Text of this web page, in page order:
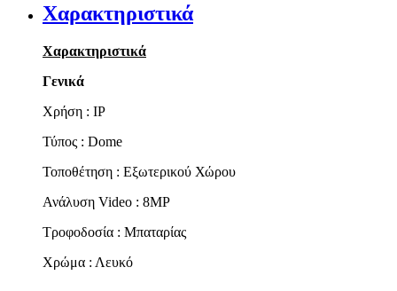
Χαρακτηριστικά
Χαρακτηριστικά
Γενικά
Χρήση : IP
Τύπος : Dome
Τοποθέτηση : Εξωτερικού Χώρου
Ανάλυση Video : 8MP
Τροφοδοσία : Μπαταρίας
Χρώμα : Λευκό